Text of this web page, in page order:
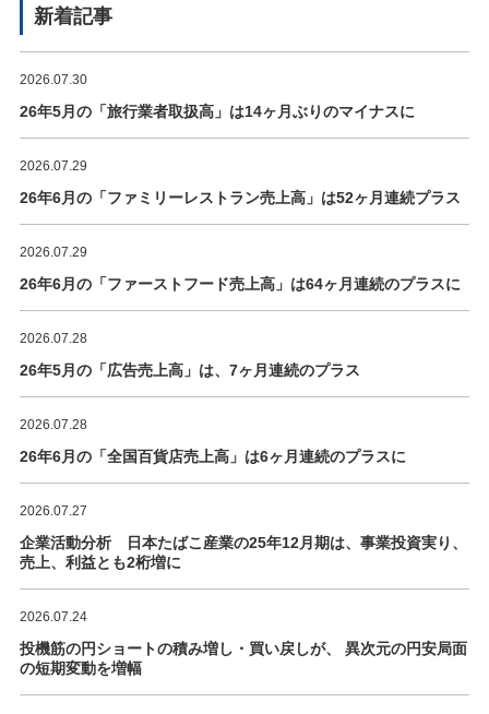
新着記事
2026.07.30
26年5月の「旅行業者取扱高」は14ヶ月ぶりのマイナスに
2026.07.29
26年6月の「ファミリーレストラン売上高」は52ヶ月連続プラス
2026.07.29
26年6月の「ファーストフード売上高」は64ヶ月連続のプラスに
2026.07.28
26年5月の「広告売上高」は、7ヶ月連続のプラス
2026.07.28
26年6月の「全国百貨店売上高」は6ヶ月連続のプラスに
2026.07.27
企業活動分析 日本たばこ産業の25年12月期は、事業投資実り、
売上、利益とも2桁増に
2026.07.24
投機筋の円ショートの積み増し・買い戻しが、 異次元の円安局面
の短期変動を増幅